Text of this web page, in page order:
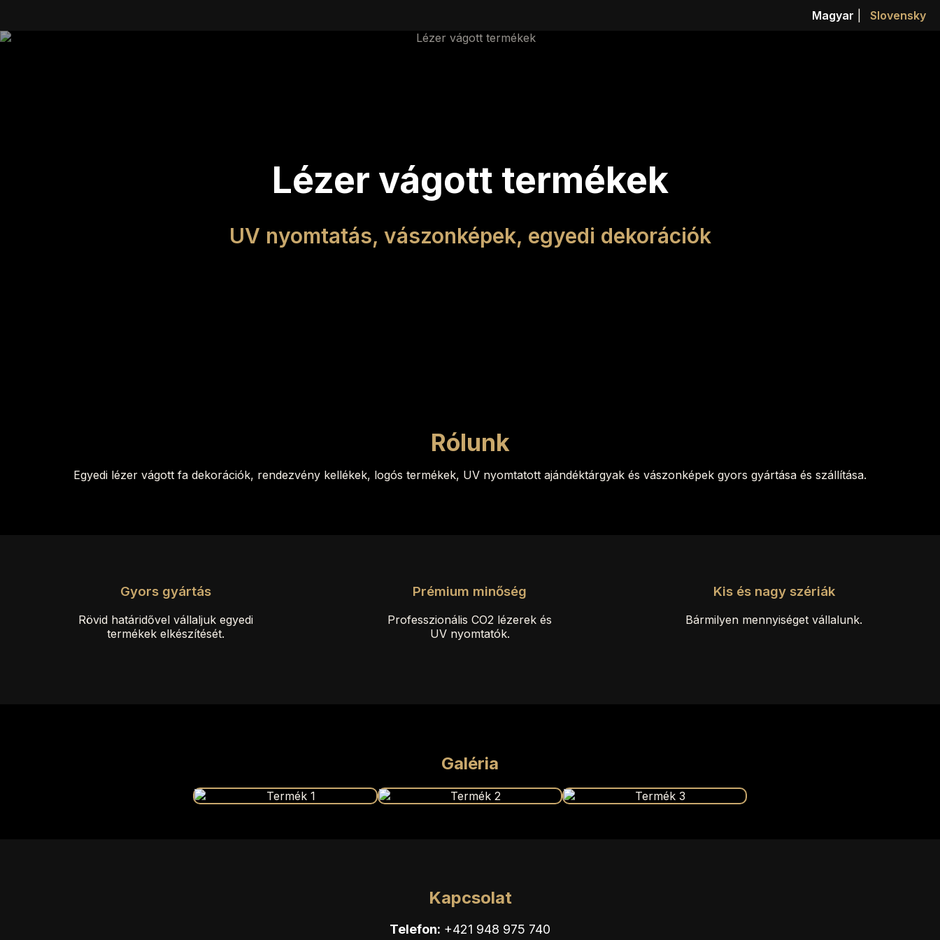
Magyar Slovensky
Lézer vágott termékek
UV nyomtatás, vászonképek, egyedi dekorációk
Rólunk
Egyedi lézer vágott fa dekorációk, rendezvény kellékek, logós termékek, UV nyomtatott ajándéktárgyak és vászonképek gyors gyártása és szállítása.
Gyors gyártás
Rövid határidővel vállaljuk egyedi
termékek elkészítését.
Prémium minőség
Professzionális CO2 lézerek és
UV nyomtatók.
Kis és nagy szériák
Bármilyen mennyiséget vállalunk.
Galéria
Kapcsolat
Telefon: +421 948 975 740